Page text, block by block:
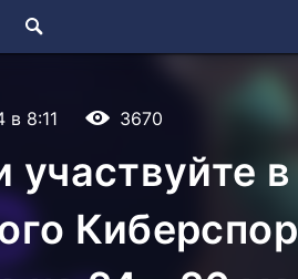
в 8:11 3670
участвуйте